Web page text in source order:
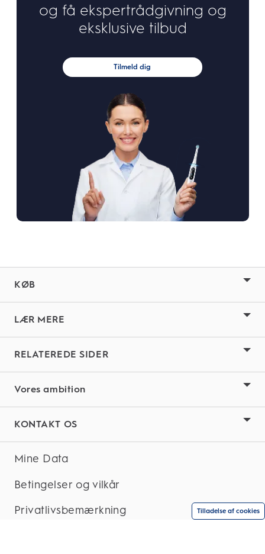
og få ekspertrådgivning og
eksklusive tilbud
Tilmeld dig
KØB
LÆR MERE
RELATEREDE SIDER
Vores ambition
KONTAKT OS
Mine Data
Betingelser og vilkår
Privatlivsbemærkning
Tilladelse af cookies